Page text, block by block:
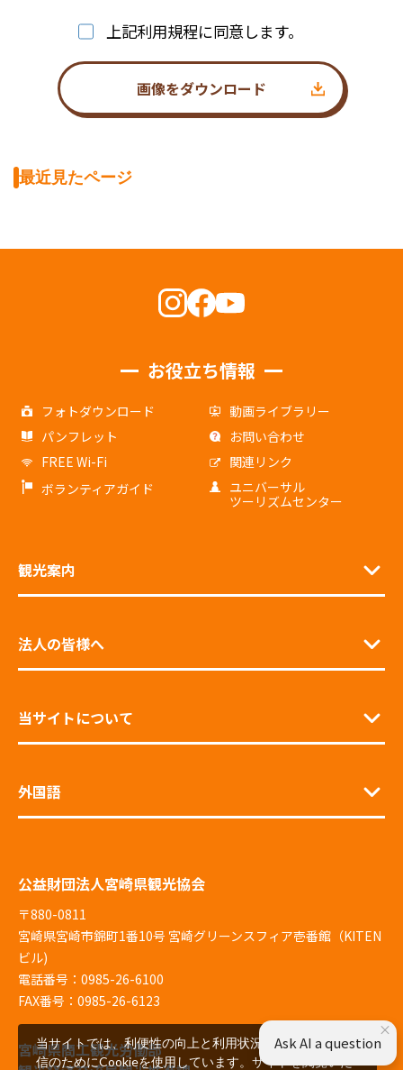
上記利用規程に同意します。
画像をダウンロード
最近見たページ
お役立ち情報
フォトダウンロード
動画ライブラリー
パンフレット
お問い合わせ
FREE Wi-Fi
関連リンク
ボランティアガイド
ユニバーサル
ツーリズムセンター
観光案内
法人の皆様へ
当サイトについて
外国語
公益財団法人宮崎県観光協会
〒880-0811
宮崎県宮崎市錦町1番10号 宮崎グリーンスフィア壱番館（KITEN
ビル)
電話番号：0985-26-6100
FAX番号：0985-26-6123
宮崎県商工観光労働部
当サイトでは、利便性の向上と利用状況の解析、広告配
信のためにCookieを使用しています。サイトを閲覧いた
×
Ask AI a question